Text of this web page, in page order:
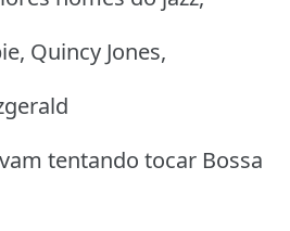
Quincy Jones,
tentando tocar Bossa